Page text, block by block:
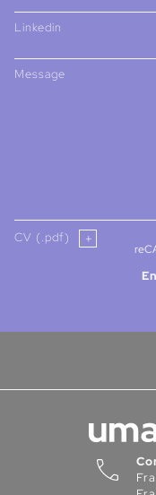
Linkedin
Message
CV (.pdf)